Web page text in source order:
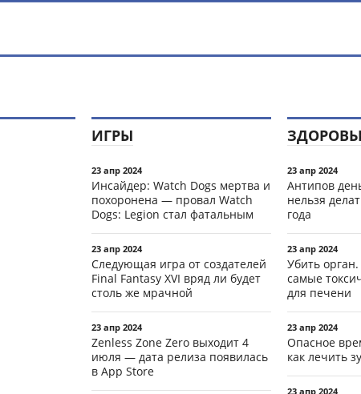
ИГРЫ
23 апр 2024
Инсайдер: Watch Dogs мертва и
похоронена — провал Watch
Dogs: Legion стал фатальным
23 апр 2024
Следующая игра от создателей
Final Fantasy XVI вряд ли будет
столь же мрачной
23 апр 2024
Zenless Zone Zero выходит 4
июля — дата релиза появилась
в App Store
23 апр 2024
Антипов
нельзя
года
23 апр 2024
Убить
самые
для печени
23 апр 2024
Опасное
как лечить
23 апр 2024